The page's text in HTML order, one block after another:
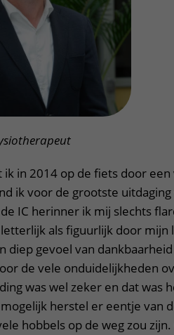
in 2014 op de fiets door
ik voor de grootste
IC herinner ik mij slechts
als figuurlijk door mijn
diep gevoel van
de vele onduidelijkheden
was wel zeker en dat was
herstel er eentje van
hobbels op de weg zou